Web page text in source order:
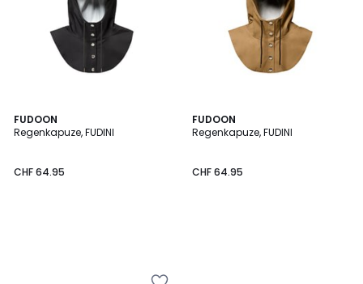
FUDOON
Regenkapuze, FUDINI
CHF 64.95
FUDOON
Regenkapuze, FUDINI
CHF 64.95